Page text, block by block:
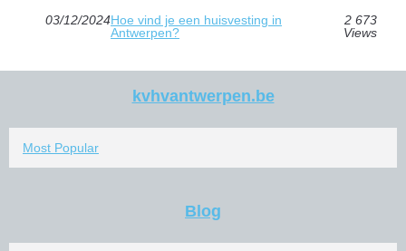
03/12/2024Hoe vind je een huisvesting in
Antwerpen?
2 673
Views
kvhvantwerpen.be
Most Popular
Blog